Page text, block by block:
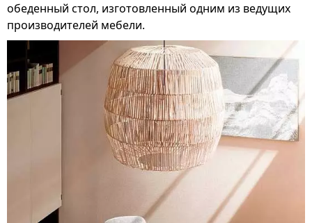
обеденный стол, изготовленный одним из ведущих
производителей мебели.